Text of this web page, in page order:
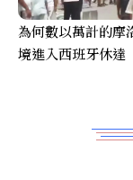
為何數以萬計的摩
境進入西班牙休達